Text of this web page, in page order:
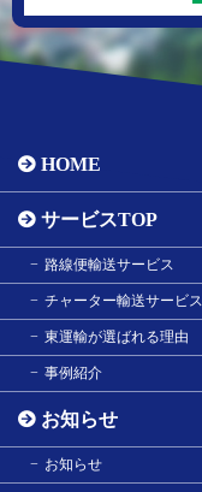
HOME
サービスTOP
路線便輸送サービス
チャーター輸送サービス
東運輸が選ばれる理由
事例紹介
お知らせ
お知らせ